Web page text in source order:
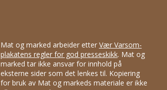
Mat og marked arbeider etter Vær Varsom-
plakatens regler for god presseskikk. Mat og
marked tar ikke ansvar for innhold på
eksterne sider som det lenkes til. Kopiering
for bruk av Mat og markeds materiale er ikke